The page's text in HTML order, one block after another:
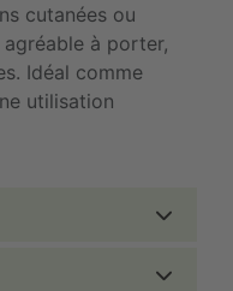
cutanées ou
à porter,
Idéal comme
utilisation